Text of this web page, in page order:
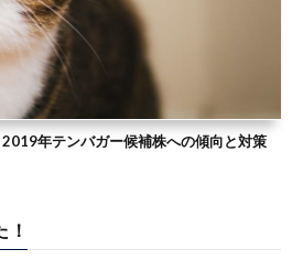
年テンバガー候補株への傾向と対策